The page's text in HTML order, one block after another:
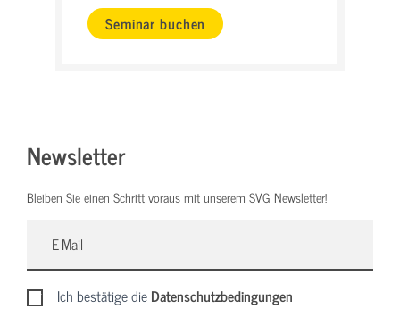
Seminar buchen
Newsletter
Bleiben Sie einen Schritt voraus mit unserem SVG Newsletter!
Ich bestätige dieDatenschutzbedingungen